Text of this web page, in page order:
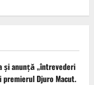
și anunță „întrevederi
premierul Djuro Macut.